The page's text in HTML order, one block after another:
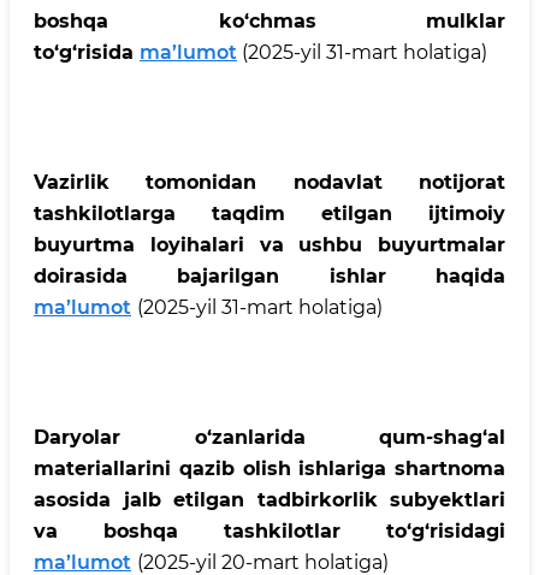
boshqa ko‘chmas mulklar
to‘g‘risida ma’lumot (2025-yil 31-mart holatiga)
Vazirlik tomonidan nodavlat notijorat
tashkilotlarga taqdim etilgan ijtimoiy
buyurtma loyihalari va ushbu buyurtmalar
doirasida bajarilgan ishlar haqida
ma’lumot (2025-yil 31-mart holatiga)
Daryolar o‘zanlarida qum-shag‘al
materiallarini qazib olish ishlariga shartnoma
asosida jalb etilgan tadbirkorlik subyektlari
va boshqa tashkilotlar to‘g‘risidagi
ma’lumot (2025-yil 20-mart holatiga)